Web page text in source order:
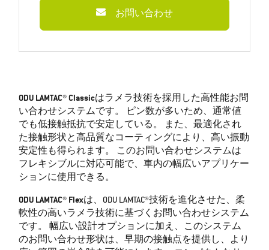
お問い合わせ
ODU LAMTAC® Classicはラメラ技術を採用した高性能お問
い合わせシステムです。 ピン数が多いため、通常値
でも低接触抵抗で安定している。 また、最適化され
た接触形状と高品質なコーティングにより、高い振動
安定性も得られます。 このお問い合わせシステムは
フレキシブルに対応可能で、車内の幅広いアプリケー
ションに使用できる。
ODU LAMTAC® Flexは、ODU LAMTAC®技術を進化させた、柔
軟性の高いラメラ技術に基づくお問い合わせシステム
です。 幅広い設計オプションに加え、このシステム
のお問い合わせ形状は、早期の接触点を提供し、より